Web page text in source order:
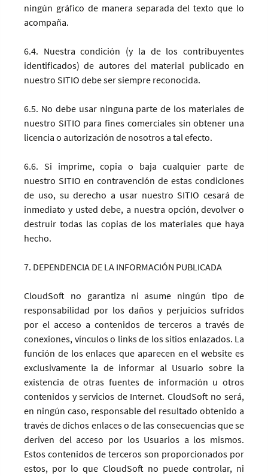
ningún gráfico de manera separada del texto que lo
acompaña.
6.4. Nuestra condición (y la de los contribuyentes
identificados) de autores del material publicado en
nuestro SITIO debe ser siempre reconocida.
6.5. No debe usar ninguna parte de los materiales de
nuestro SITIO para fines comerciales sin obtener una
licencia o autorización de nosotros a tal efecto.
6.6. Si imprime, copia o baja cualquier parte de
nuestro SITIO en contravención de estas condiciones
de uso, su derecho a usar nuestro SITIO cesará de
inmediato y usted debe, a nuestra opción, devolver o
destruir todas las copias de los materiales que haya
hecho.
7. DEPENDENCIA DE LA INFORMACIÓN PUBLICADA
CloudSoft no garantiza ni asume ningún tipo de
responsabilidad por los daños y perjuicios sufridos
por el acceso a contenidos de terceros a través de
conexiones, vínculos o links de los sitios enlazados. La
función de los enlaces que aparecen en el website es
exclusivamente la de informar al Usuario sobre la
existencia de otras fuentes de información u otros
contenidos y servicios de Internet. CloudSoft no será,
en ningún caso, responsable del resultado obtenido a
través de dichos enlaces o de las consecuencias que se
deriven del acceso por los Usuarios a los mismos.
Estos contenidos de terceros son proporcionados por
estos, por lo que CloudSoft no puede controlar, ni